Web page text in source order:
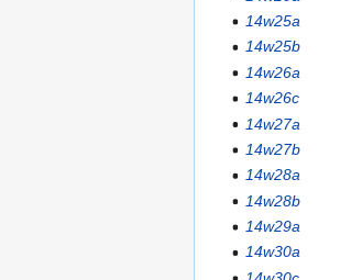
14w25a
14w25b
14w26a
14w26c
14w27a
14w27b
14w28a
14w28b
14w29a
14w30a